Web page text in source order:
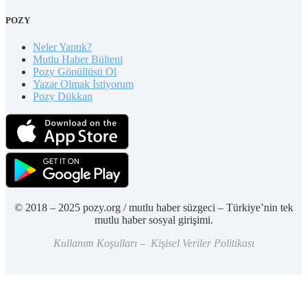
POZY
Neler Yaptık?
Mutlu Haber Bülteni
Pozy Gönüllüsü Ol
Yazar Olmak İstiyorum
Pozy Dükkan
© 2018 – 2025 pozy.org / mutlu haber süzgeci – Türkiye’nin tek
mutlu haber sosyal girişimi.
Kullanım Koşulları – Kişisel Veriler Politikası